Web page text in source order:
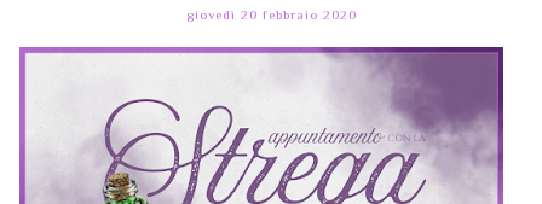
giovedì 20 febbraio 2020